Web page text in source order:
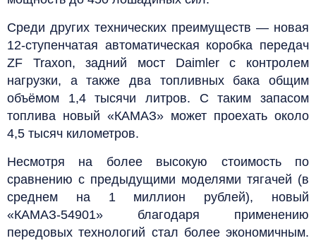
Среди других технических преимуществ — новая
12-ступенчатая автоматическая коробка передач
ZF Traxon, задний мост Daimler с контролем
нагрузки, а также два топливных бака общим
объёмом 1,4 тысячи литров. С таким запасом
топлива новый «КАМАЗ» может проехать около
4,5 тысяч километров.
Несмотря на более высокую стоимость по
сравнению с предыдущими моделями тягачей (в
среднем на 1 миллион рублей), новый
«КАМАЗ-54901» благодаря применению
передовых технологий стал более экономичным.